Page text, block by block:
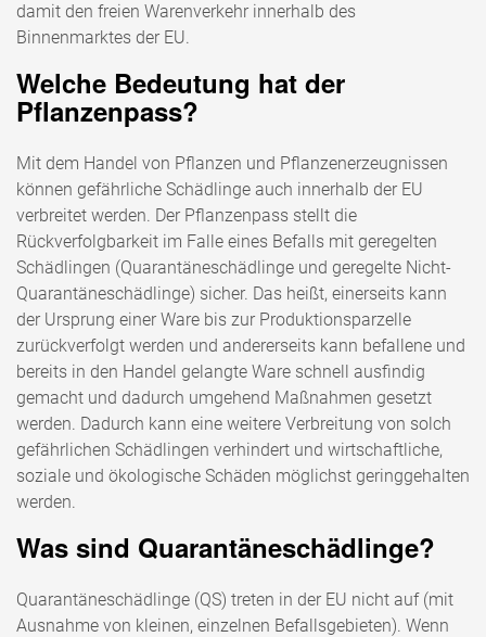
damit den freien Warenverkehr innerhalb des
Binnenmarktes der EU.
Welche Bedeutung hat der
Pflanzenpass?
Mit dem Handel von Pflanzen und Pflanzenerzeugnissen
können gefährliche Schädlinge auch innerhalb der EU
verbreitet werden. Der Pflanzenpass stellt die
Rückverfolgbarkeit im Falle eines Befalls mit geregelten
Schädlingen (Quarantäneschädlinge und geregelte Nicht-
Quarantäneschädlinge) sicher. Das heißt, einerseits kann
der Ursprung einer Ware bis zur Produktionsparzelle
zurückverfolgt werden und andererseits kann befallene und
bereits in den Handel gelangte Ware schnell ausfindig
gemacht und dadurch umgehend Maßnahmen gesetzt
werden. Dadurch kann eine weitere Verbreitung von solch
gefährlichen Schädlingen verhindert und wirtschaftliche,
soziale und ökologische Schäden möglichst geringgehalten
werden.
Was sind Quarantäneschädlinge?
Quarantäneschädlinge (QS) treten in der EU nicht auf (mit
Ausnahme von kleinen, einzelnen Befallsgebieten). Wenn